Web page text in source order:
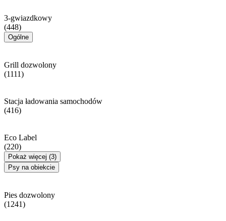
3-gwiazdkowy
(448)
Ogólne
Grill dozwolony
(1111)
Stacja ładowania samochodów
(416)
Eco Label
(220)
Pokaż więcej (3)
Psy na obiekcie
Pies dozwolony
(1241)